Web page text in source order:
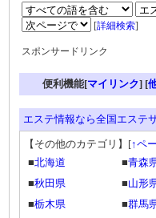
[詳細検索]
スポンサードリンク
便利機能[マイリンク] [
エステ情報なら全国エステ
【その他のカテゴリ】 [↑ペ
■北海道 ■青森
■秋田県 ■山形
■栃木県 ■群馬